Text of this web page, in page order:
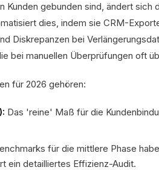
Kunden gebunden sind, ändert sich
dies, indem sie CRM-
Diskrepanzen bei
bei manuellen Überprüfungen oft
für 2026 gehören:
Das 'reine' Maß für die
für die mittlere Phase
ein detailliertes Effizienz-Audit.